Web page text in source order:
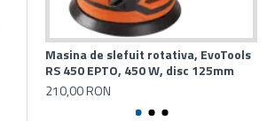
Masina de slefuit rotativa, EvoTools
RS 450 EPTO, 450 W, disc 125mm
210,00 RON